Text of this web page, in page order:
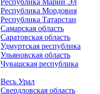
Республика Марий Эл
Республика Мордовия
Республика Татарстан
Самарская область
Саратовская область
Удмуртская республика
Ульяновская область
Чувашская республика
Весь Урал
Свердловская область